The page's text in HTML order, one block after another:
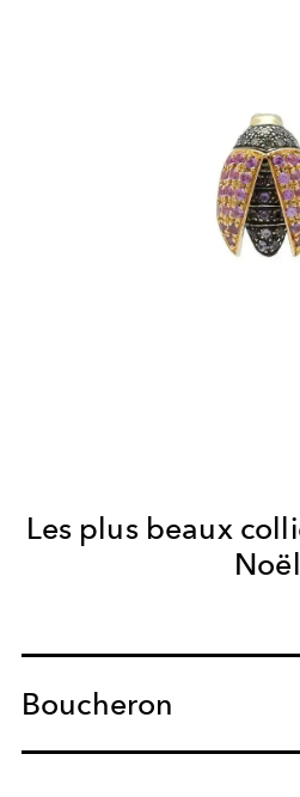
Les plus beaux
Noël
Boucheron